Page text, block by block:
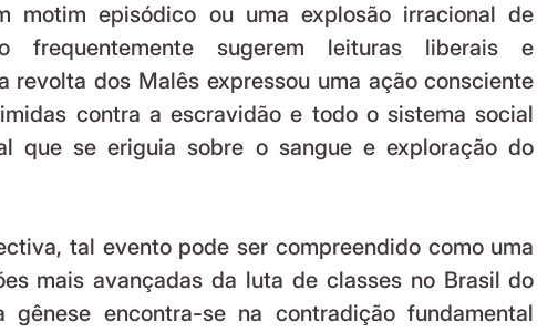
motim episódico ou uma explosão irracional de
frequentemente sugerem leituras liberais e
revolta dos Malês expressou uma ação consciente
contra a escravidão e todo o sistema social
que se eriguia sobre o sangue e exploração do
tal evento pode ser compreendido como uma
mais avançadas da luta de classes no Brasil do
gênese encontra-se na contradição fundamental